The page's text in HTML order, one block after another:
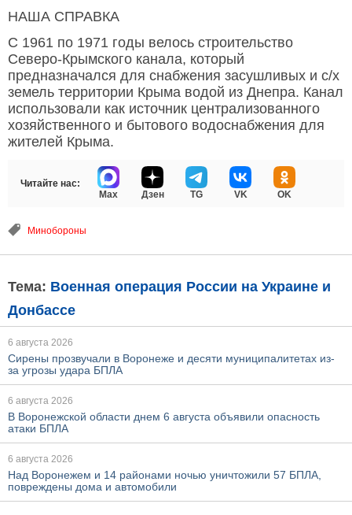
НАША СПРАВКА
С 1961 по 1971 годы велось строительство
Северо-Крымского канала, который
предназначался для снабжения засушливых и с/х
земель территории Крыма водой из Днепра. Канал
использовали как источник централизованного
хозяйственного и бытового водоснабжения для
жителей Крыма.
Читайте нас:
Max
Дзен TG VK OK
Минобороны
Тема: Военная операция России на Украине и
Донбассе
6 августа 2026
Сирены прозвучали в Воронеже и десяти муниципалитетах из-
за угрозы удара БПЛА
6 августа 2026
В Воронежской области днем 6 августа объявили опасность
атаки БПЛА
6 августа 2026
Над Воронежем и 14 районами ночью уничтожили 57 БПЛА,
повреждены дома и автомобили